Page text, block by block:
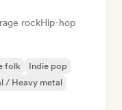
rockHip-hop
folk
Indie pop
/ Heavy metal